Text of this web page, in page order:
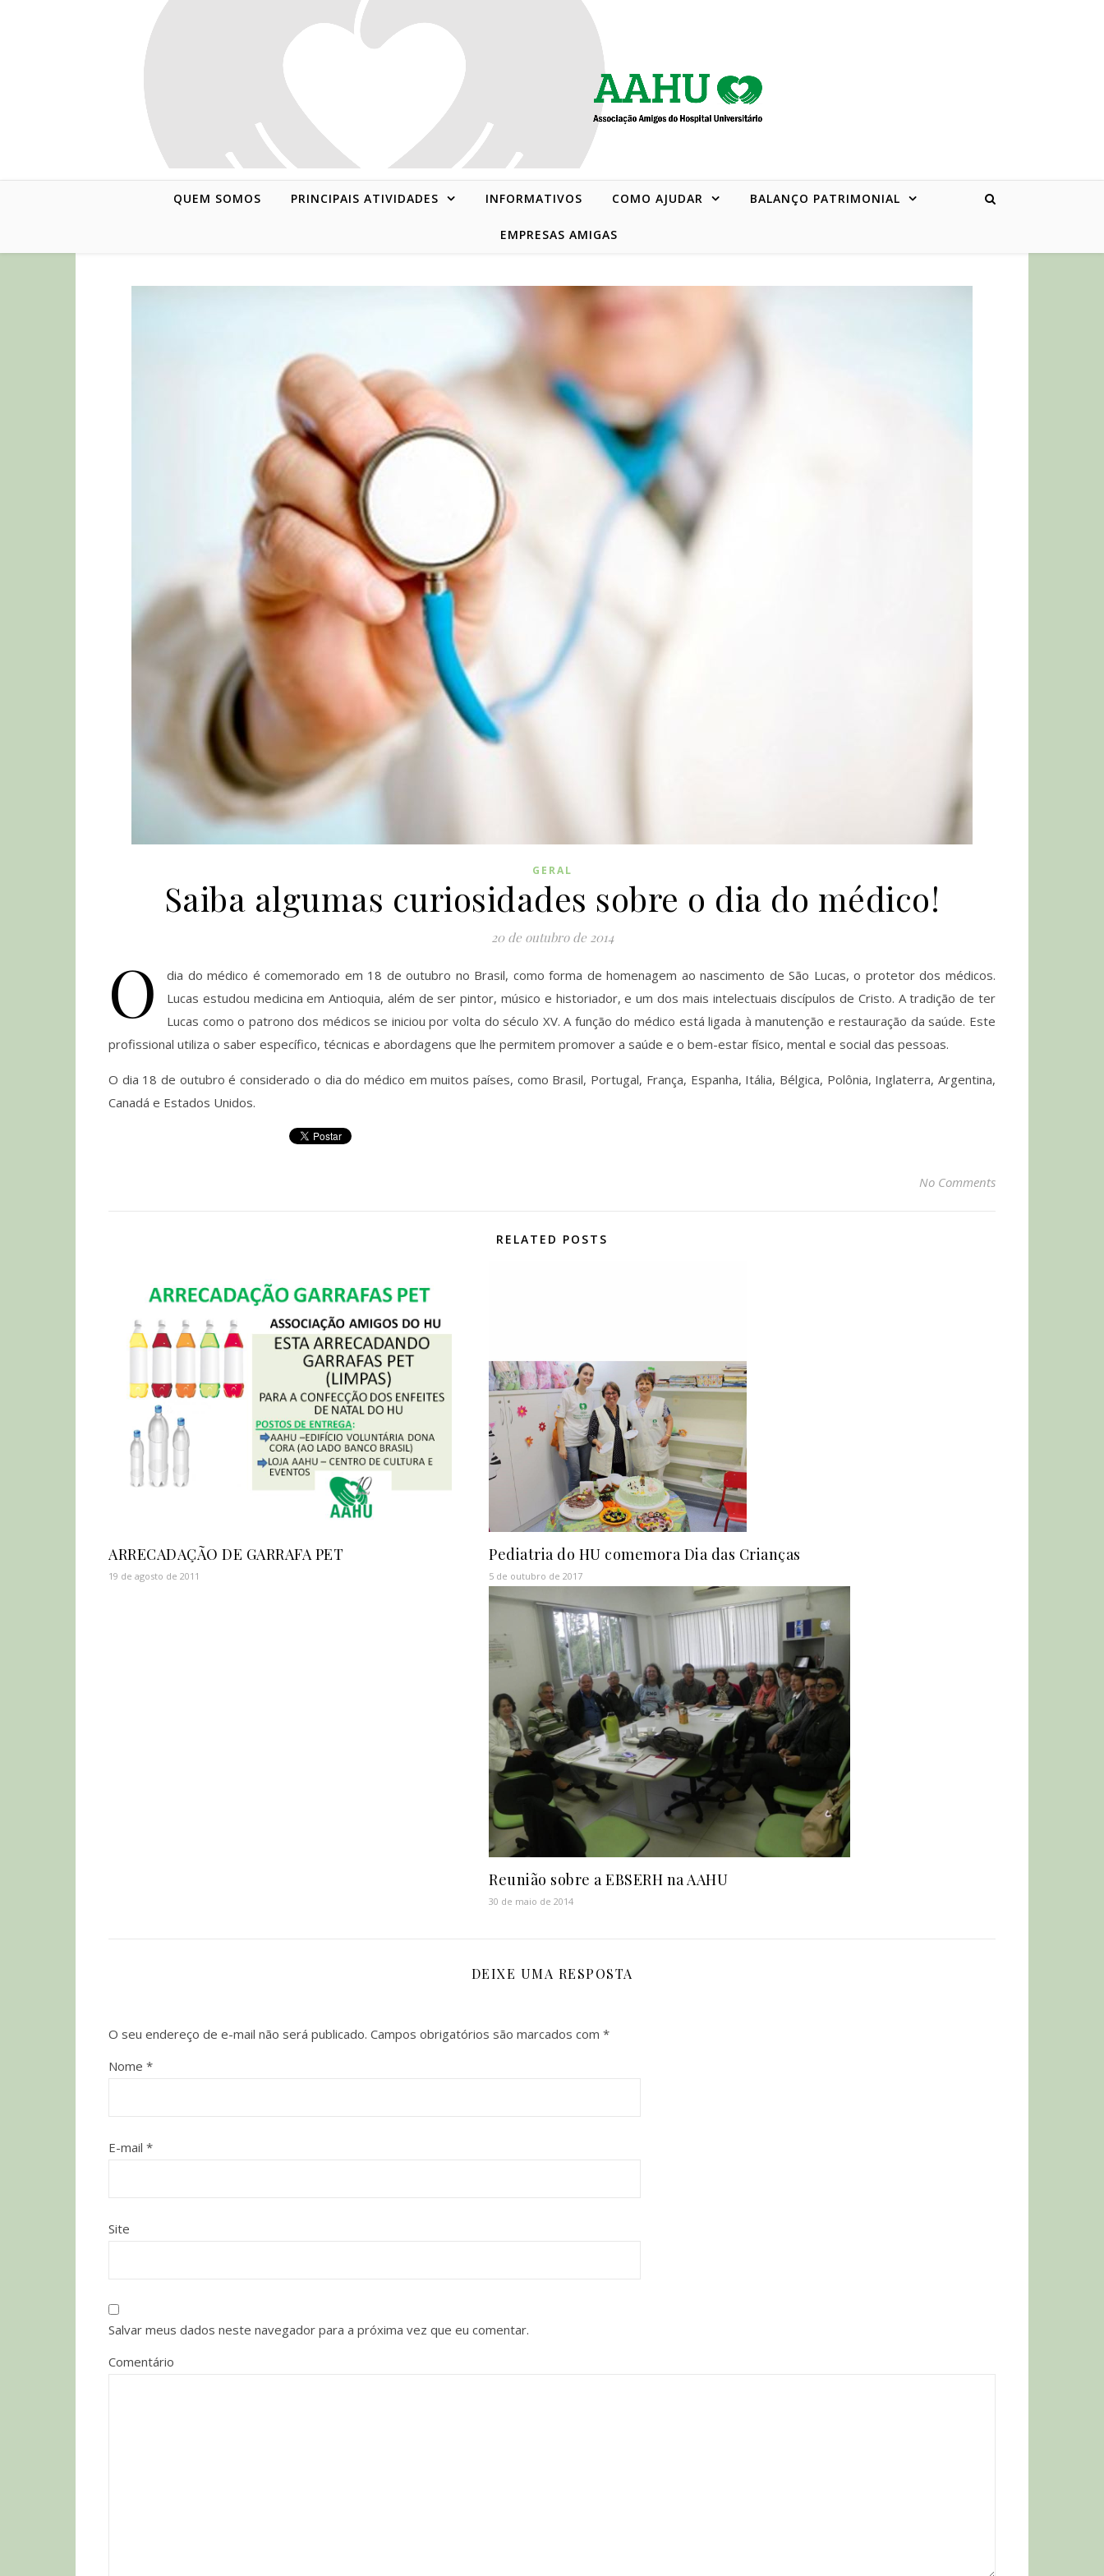
QUEM SOMOS PRINCIPAIS ATIVIDADES INFORMATIVOS COMO AJUDAR BALANÇO PATRIMONIAL
EMPRESAS AMIGAS
GERAL
Saiba algumas curiosidades sobre o dia do médico!
20 de outubro de 2014
O
dia do médico é comemorado em 18 de outubro no Brasil, como forma de homenagem ao nascimento de São Lucas, o protetor dos médicos.
Lucas estudou medicina em Antioquia, além de ser pintor, músico e historiador, e um dos mais intelectuais discípulos de Cristo. A tradição de ter
Lucas como o patrono dos médicos se iniciou por volta do século XV. A função do médico está ligada à manutenção e restauração da saúde. Este
profissional utiliza o saber específico, técnicas e abordagens que lhe permitem promover a saúde e o bem-estar físico, mental e social das pessoas.
O dia 18 de outubro é considerado o dia do médico em muitos países, como Brasil, Portugal, França, Espanha, Itália, Bélgica, Polônia, Inglaterra, Argentina,
Canadá e Estados Unidos.
No Comments
RELATED POSTS
ARRECADAÇÃO DE GARRAFA PET
19 de agosto de 2011
Pediatria do HU comemora Dia das Crianças
5 de outubro de 2017
Reunião sobre a EBSERH na AAHU
30 de maio de 2014
DEIXE UMA RESPOSTA
O seu endereço de e-mail não será publicado. Campos obrigatórios são marcados com *
Nome *
E-mail *
Site
Salvar meus dados neste navegador para a próxima vez que eu comentar.
Comentário